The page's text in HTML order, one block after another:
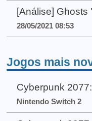
[Análise]
28/05/2021 08:53
Jogos mais
Cyberpunk
Nintendo Switch 2